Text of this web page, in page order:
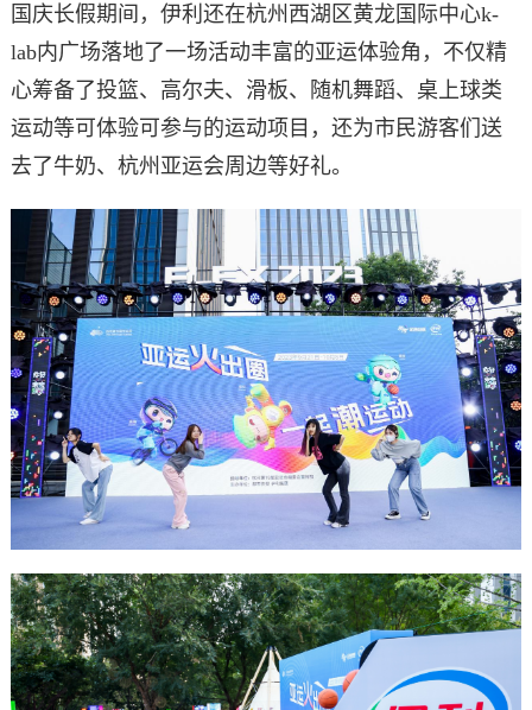
国庆长假期间，伊利还在杭州西湖区黄龙国际中心k-
lab内广场落地了一场活动丰富的亚运体验角，不仅精
心筹备了投篮、高尔夫、滑板、随机舞蹈、桌上球类
运动等可体验可参与的运动项目，还为市民游客们送
去了牛奶、杭州亚运会周边等好礼。